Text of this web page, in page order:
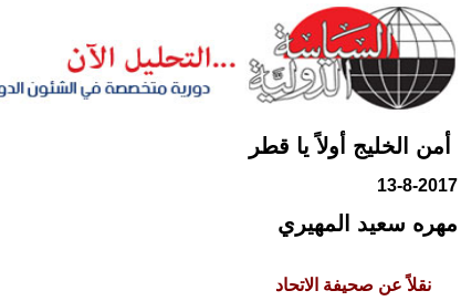
أمن الخليج أولاً يا قطر
13-8-2017
مهره سعيد المهيري
نقلاً عن صحيفة الاتحاد